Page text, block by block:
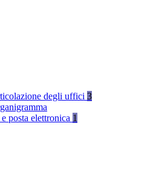
degli uffici 3
posta elettronica 1